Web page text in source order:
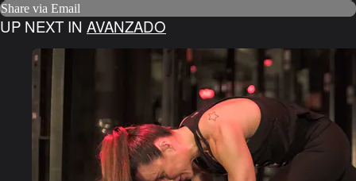
Share via Email
UP NEXT IN AVANZADO